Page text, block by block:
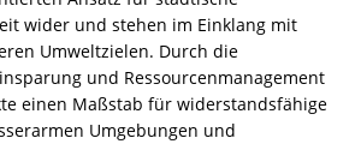
wider und stehen im Einklang mit
Umweltzielen. Durch die
und Ressourcenmanagement
einen Maßstab für widerstandsfähige
Umgebungen und